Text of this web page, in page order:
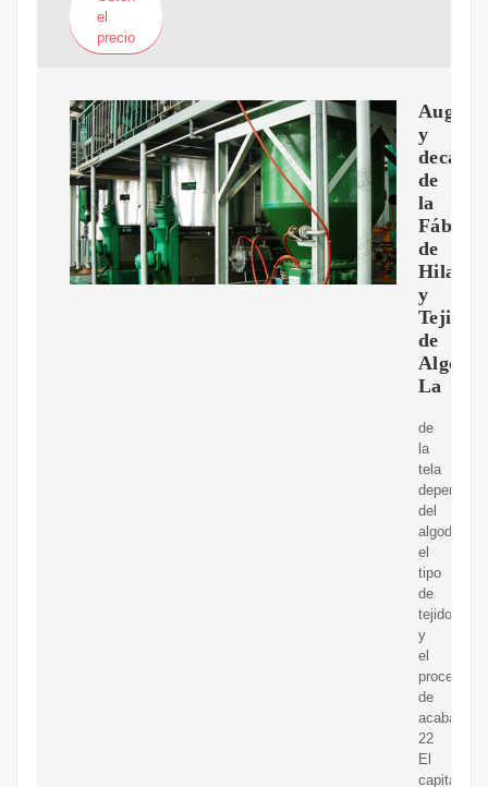
el
precio
Auge
y
de
la
Fábrica
de
Hilados
y
Tejidos
de
La
de
la
tela
dependía
del
algodón,
el
tipo
de
tejido
y
el
proceso
de
acabado.
22
El
capital